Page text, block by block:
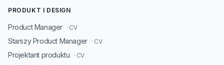
PRODUKT I DESIGN
Product Manager · CV
Starszy Product Manager · CV
Projektant produktu · CV